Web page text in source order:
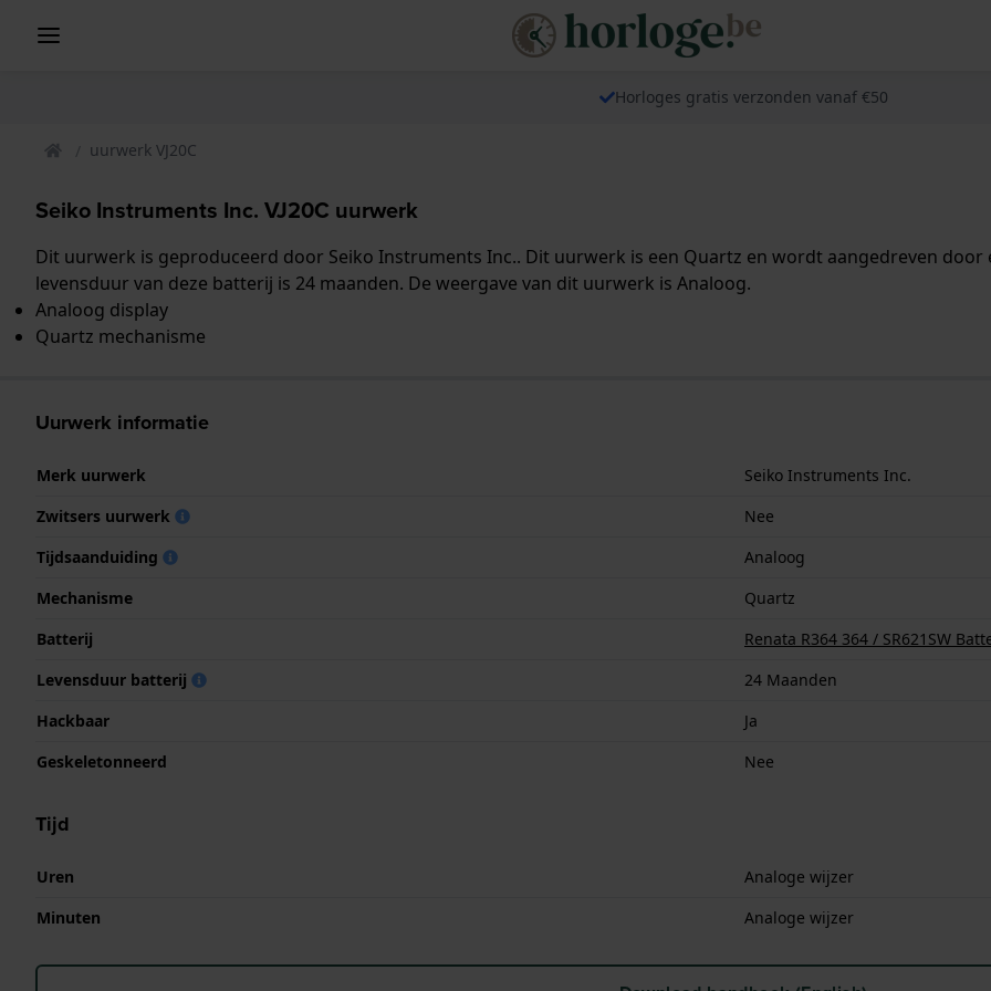
Horloges gratis verzonden vanaf €50
uurwerk VJ20C
Seiko Instruments Inc. VJ20C uurwerk
Dit uurwerk is geproduceerd door Seiko Instruments Inc.. Dit uurwerk is een Quartz en wordt aangedreven door
levensduur van deze batterij is 24 maanden. De weergave van dit uurwerk is Analoog.
Analoog display
Quartz mechanisme
Uurwerk informatie
Merk uurwerk
Seiko Instruments Inc.
Zwitsers uurwerk
Nee
Tijdsaanduiding
Analoog
Mechanisme
Quartz
Batterij
Renata R364 364 / SR621SW
Levensduur batterij
24 Maanden
Hackbaar
Ja
Geskeletonneerd
Nee
Tijd
Uren
Analoge wijzer
Minuten
Analoge wijzer